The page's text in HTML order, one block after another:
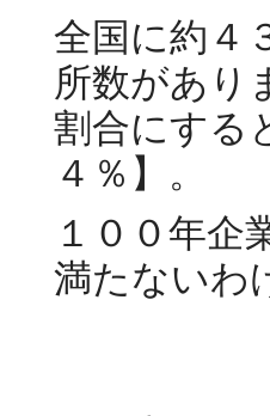
全国に約４
所数があり
割合にする
４％】。
１００年企
満たないわ